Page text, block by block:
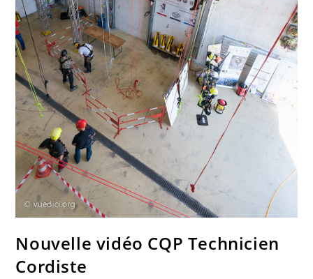
Nouvelle vidéo CQP Technicien
Cordiste